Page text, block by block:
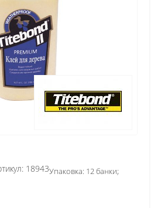
18943Упаковка: 12 банки;